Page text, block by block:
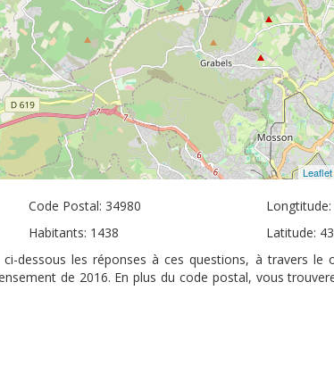
Leaflet
Code Postal: 34980
Habitants: 1438
Longtitude:
Latitude:
dessous les réponses à ces questions, à travers
de 2016. En plus du code postal, vous